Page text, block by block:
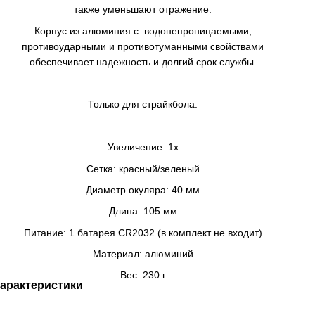
также уменьшают отражение.
Корпус из алюминия с водонепроницаемыми,
противоударными и противотуманными свойствами
обеспечивает надежность и долгий срок службы.
Только для страйкбола.
Увеличение: 1x
Сетка: красный/зеленый
Диаметр окуляра: 40 мм
Длина: 105 мм
Питание: 1 батарея CR2032 (в комплект не входит)
Материал: алюминий
Вес: 230 г